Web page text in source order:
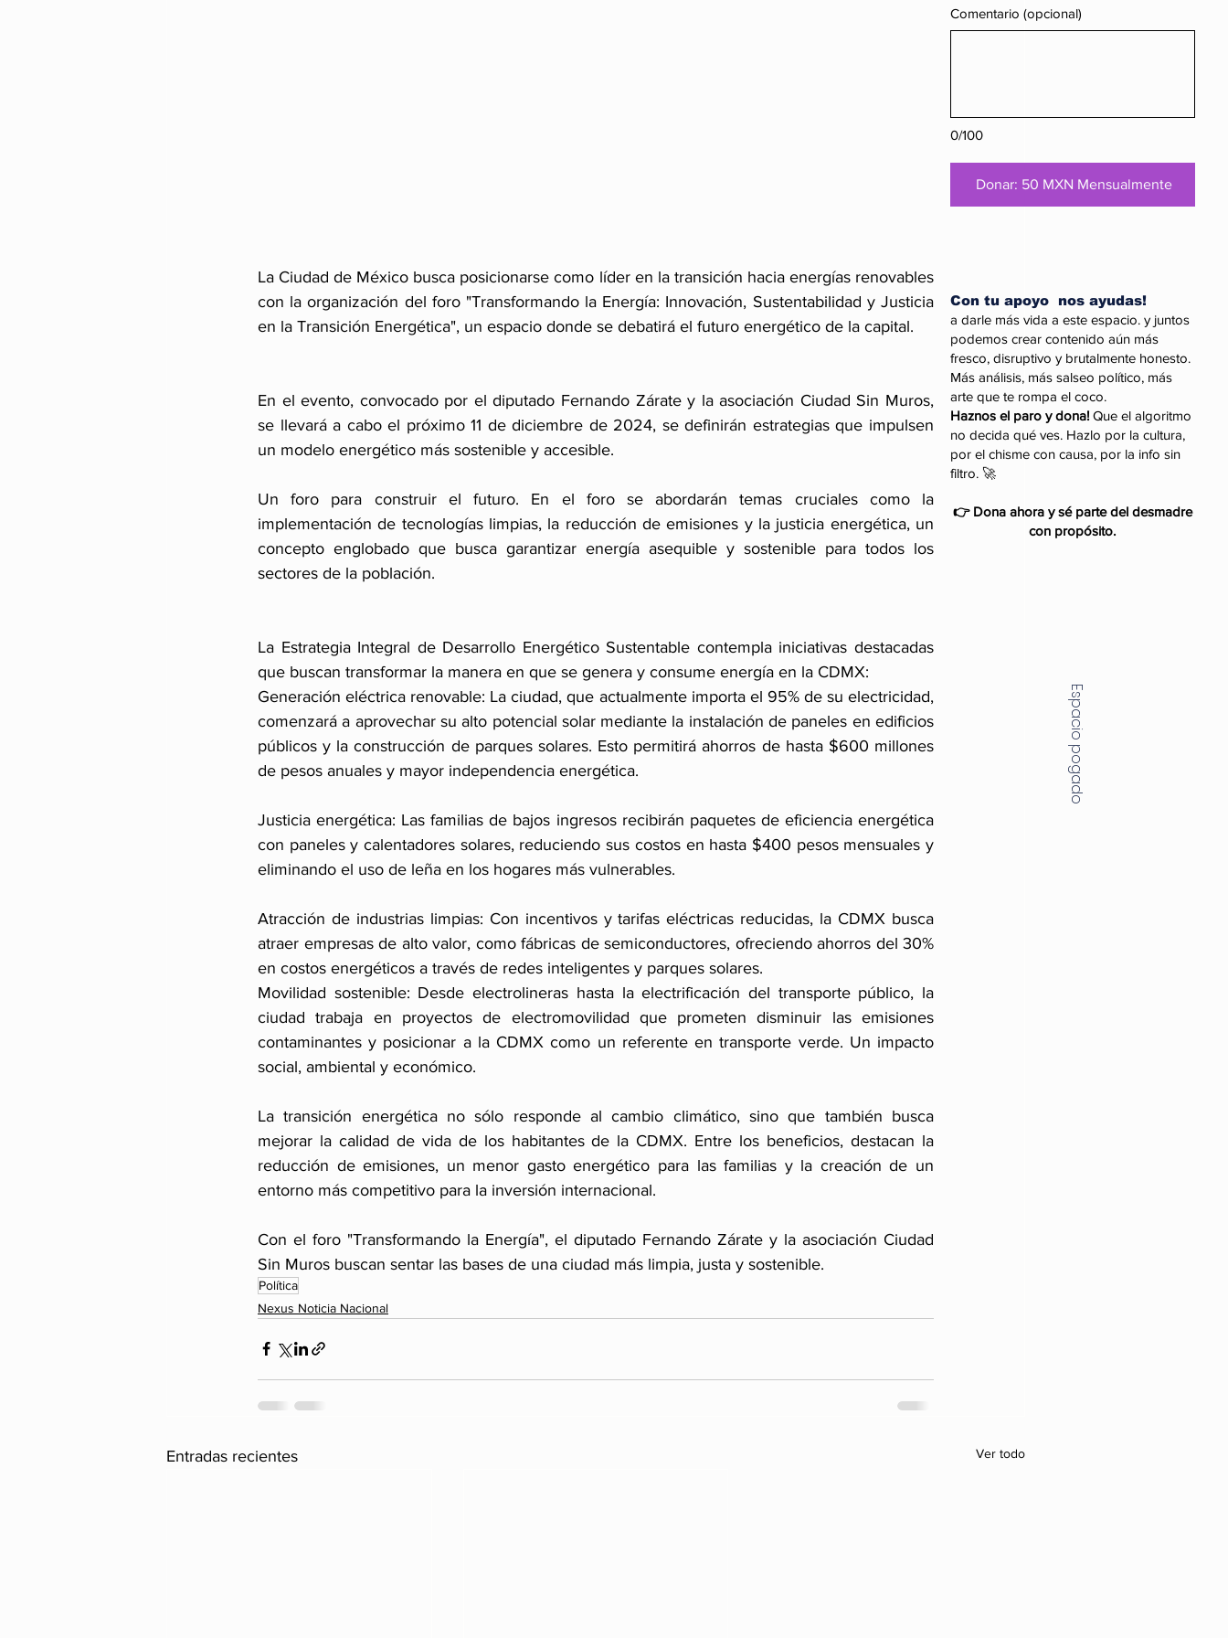
La Ciudad de México busca posicionarse como líder en la transición hacia energías renovables
con la organización del foro "Transformando la Energía: Innovación, Sustentabilidad y Justicia
en la Transición Energética", un espacio donde se debatirá el futuro energético de la capital.
En el evento, convocado por el diputado Fernando Zárate y la asociación Ciudad Sin Muros,
se llevará a cabo el próximo 11 de diciembre de 2024, se definirán estrategias que impulsen
un modelo energético más sostenible y accesible.
Un foro para construir el futuro. En el foro se abordarán temas cruciales como la
implementación de tecnologías limpias, la reducción de emisiones y la justicia energética, un
concepto englobado que busca garantizar energía asequible y sostenible para todos los
sectores de la población.
La Estrategia Integral de Desarrollo Energético Sustentable contempla iniciativas destacadas
que buscan transformar la manera en que se genera y consume energía en la CDMX:
Generación eléctrica renovable: La ciudad, que actualmente importa el 95% de su electricidad,
comenzará a aprovechar su alto potencial solar mediante la instalación de paneles en edificios
públicos y la construcción de parques solares. Esto permitirá ahorros de hasta $600 millones
de pesos anuales y mayor independencia energética.
Justicia energética: Las familias de bajos ingresos recibirán paquetes de eficiencia energética
con paneles y calentadores solares, reduciendo sus costos en hasta $400 pesos mensuales y
eliminando el uso de leña en los hogares más vulnerables.
Atracción de industrias limpias: Con incentivos y tarifas eléctricas reducidas, la CDMX busca
atraer empresas de alto valor, como fábricas de semiconductores, ofreciendo ahorros del 30%
en costos energéticos a través de redes inteligentes y parques solares.
Movilidad sostenible: Desde electrolineras hasta la electrificación del transporte público, la
ciudad trabaja en proyectos de electromovilidad que prometen disminuir las emisiones
contaminantes y posicionar a la CDMX como un referente en transporte verde. Un impacto
social, ambiental y económico.
La transición energética no sólo responde al cambio climático, sino que también busca
mejorar la calidad de vida de los habitantes de la CDMX. Entre los beneficios, destacan la
reducción de emisiones, un menor gasto energético para las familias y la creación de un
entorno más competitivo para la inversión internacional.
Con el foro "Transformando la Energía", el diputado Fernando Zárate y la asociación Ciudad
Sin Muros buscan sentar las bases de una ciudad más limpia, justa y sostenible.
Política
Nexus Noticia Nacional
Entradas recientes Ver todo
0/100
Comentario (opcional)
Donar: 50 MXN Mensualmente
Con tu apoyo nos ayudas!
a darle más vida a este espacio. y juntos
podemos crear contenido aún más
fresco, disruptivo y brutalmente honesto.
Más análisis, más salseo político, más
arte que te rompa el coco.
Haznos el paro y dona! Que el algoritmo
no decida qué ves. Hazlo por la cultura,
por el chisme con causa, por la info sin
filtro. 🚀
👉 Dona ahora y sé parte del desmadre
con propósito.
Espacio pogado